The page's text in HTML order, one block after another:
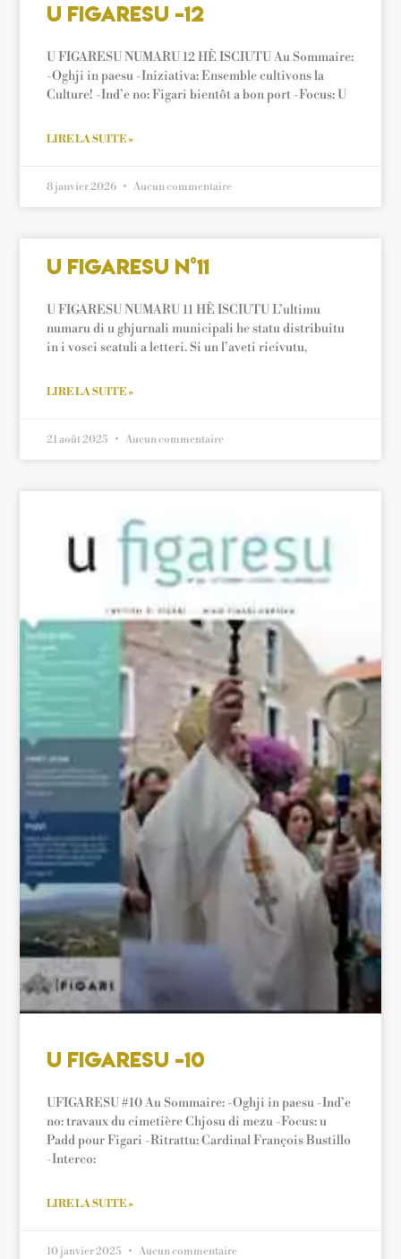
U Figaresu -12
U FIGARESU NUMARU 12 HÈ ISCIUTU Au Sommaire:
-Oghji in paesu -Iniziativa: Ensemble cultivons la
Culture! -Ind’e no: Figari bientôt a bon port -Focus: U
LIRE LA SUITE »
8 janvier 2026 Aucun commentaire
U Figaresu n°11
U FIGARESU NUMARU 11 HÈ ISCIUTU L’ultimu
numaru di u ghjurnali municipali he statu distribuitu
in i vosci scatuli a letteri. Si un l’aveti ricivutu,
LIRE LA SUITE »
21 août 2025 Aucun commentaire
U Figaresu -10
UFIGARESU #10 Au Sommaire: -Oghji in paesu -Ind’e
no: travaux du cimetière Chjosu di mezu -Focus: u
Padd pour Figari -Ritrattu: Cardinal François Bustillo
-Interco:
LIRE LA SUITE »
10 janvier 2025 Aucun commentaire